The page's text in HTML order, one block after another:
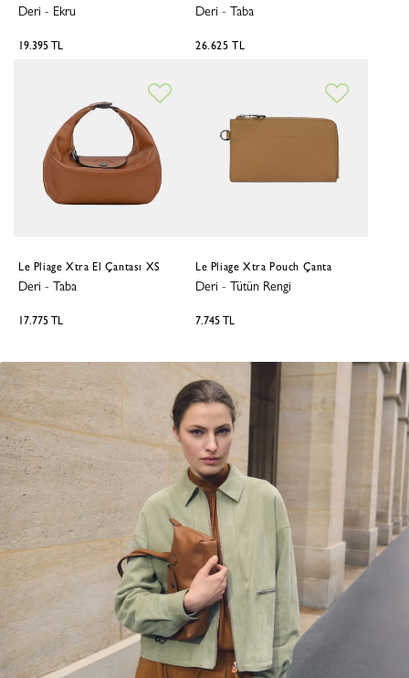
Deri - Ekru
19.395 TL
Deri - Taba
26.625 TL
Le Pliage Xtra El Çantası XS
Deri - Taba
17.775 TL
Le Pliage Xtra Pouch Çanta
Deri - Tütün Rengi
7.745 TL